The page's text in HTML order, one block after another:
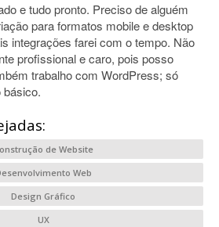
e tudo pronto. Preciso de alguém
para formatos mobile e desktop
integrações farei com o tempo. Não
profissional e caro, pois posso
trabalho com WordPress; só
de Website
Web
Design Gráfico
UX